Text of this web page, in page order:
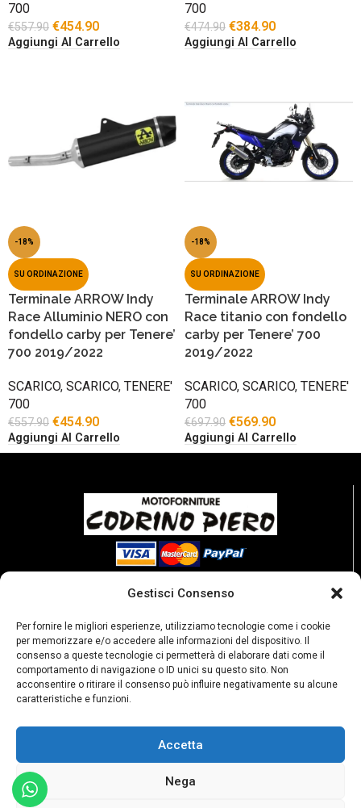
Gestisci Consenso
Per fornire le migliori esperienze, utilizziamo tecnologie come i cookie
per memorizzare e/o accedere alle informazioni del dispositivo. Il
consenso a queste tecnologie ci permetterà di elaborare dati come il
comportamento di navigazione o ID unici su questo sito. Non
acconsentire o ritirare il consenso può influire negativamente su alcune
caratteristiche e funzioni.
Accetta
Nega
700
€557.90 €454.90
Aggiungi Al Carrello
700
€474.90 €384.90
Aggiungi Al Carrello
-18%
SU ORDINAZIONE
Terminale ARROW Indy
Race Alluminio NERO con
fondello carby per Tenere’
700 2019/2022
SCARICO, SCARICO, TENERE'
700
€557.90 €454.90
Aggiungi Al Carrello
-18%
SU ORDINAZIONE
Terminale ARROW Indy
Race titanio con fondello
carby per Tenere’ 700
2019/2022
SCARICO, SCARICO, TENERE'
700
€697.90 €569.90
Aggiungi Al Carrello
P. Iva: 02189250067 Privacy policy